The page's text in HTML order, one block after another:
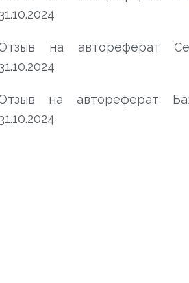
на автореферат
на автореферат